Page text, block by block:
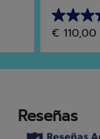
4.5
de
5
estrellas.
reseñas
€ 110,00